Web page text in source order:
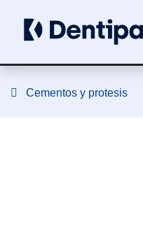
Cementos y protesis